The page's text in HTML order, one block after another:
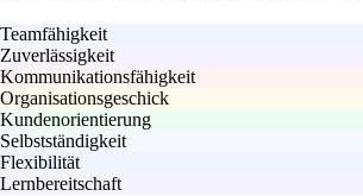
Teamfähigkeit
Zuverlässigkeit
Kommunikationsfähigkeit
Organisationsgeschick
Kundenorientierung
Selbstständigkeit
Flexibilität
Lernbereitschaft